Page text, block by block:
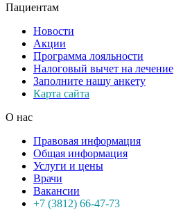
Пациентам
Новости
Акции
Программа лояльности
Налоговый вычет на лечение
Заполните нашу анкету
Карта сайта
О нас
Правовая информация
Общая информация
Услуги и цены
Врачи
Вакансии
+7 (3812) 66-47-73